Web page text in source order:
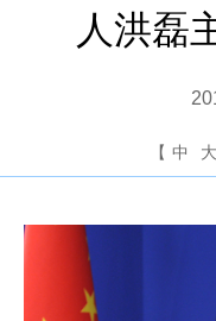
人洪磊
【 中 大